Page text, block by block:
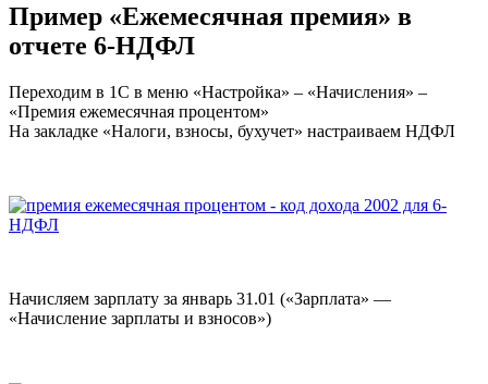
Пример «Ежемесячная премия» в
отчете 6-НДФЛ
Переходим в 1С в меню «Настройка» – «Начисления» –
«Премия ежемесячная процентом»
На закладке «Налоги, взносы, бухучет» настраиваем НДФЛ
Начисляем зарплату за январь 31.01 («Зарплата» —
«Начисление зарплаты и взносов»)